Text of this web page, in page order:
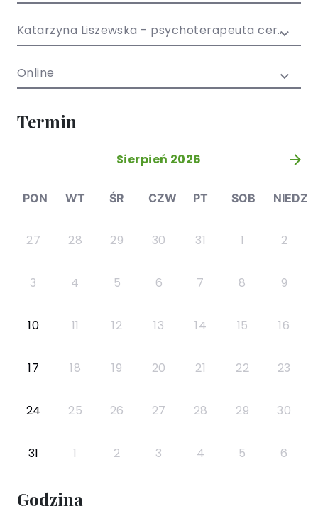
dla dzieci i
młodzieży
Katarzyna Liszewska - psychoterapeuta certyfikowany
Online
Termin
Sierpień 2026 »
PON WT ŚR CZW PT SOB NIEDZ
27 28 29 30 31 1 2
3 4 5 6 7 8 9
10 11 12 13 14 15 16
17 18 19 20 21 22 23
24 25 26 27 28 29 30
31 1 2 3 4 5 6
Godzina